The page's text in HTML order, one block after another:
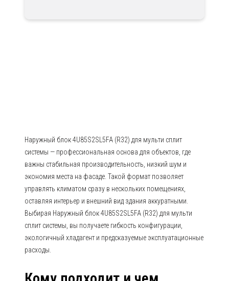
Наружный блок 4U85S2SL5FA (R32) для мульти сплит
системы — профессиональная основа для объектов, где
важны стабильная производительность, низкий шум и
экономия места на фасаде. Такой формат позволяет
управлять климатом сразу в нескольких помещениях,
оставляя интерьер и внешний вид здания аккуратными.
Выбирая Наружный блок 4U85S2SL5FA (R32) для мульти
сплит системы, вы получаете гибкость конфигурации,
экологичный хладагент и предсказуемые эксплуатационные
расходы.